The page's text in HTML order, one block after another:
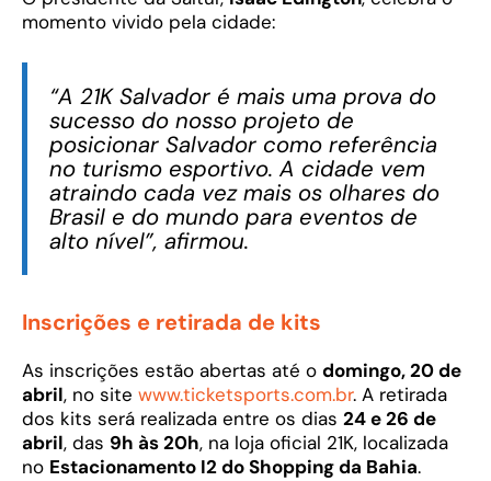
momento vivido pela cidade:
“A 21K Salvador é mais uma prova do
sucesso do nosso projeto de
posicionar Salvador como referência
no turismo esportivo. A cidade vem
atraindo cada vez mais os olhares do
Brasil e do mundo para eventos de
alto nível”, afirmou.
Inscrições e retirada de kits
As inscrições estão abertas até o domingo, 20 de
abril, no site www.ticketsports.com.br. A retirada
dos kits será realizada entre os dias 24 e 26 de
abril, das 9h às 20h, na loja oficial 21K, localizada
no Estacionamento I2 do Shopping da Bahia.